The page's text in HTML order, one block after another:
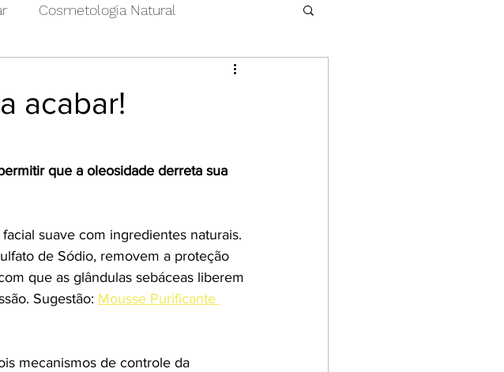
Cosmetologia Natural
acabar!
que a oleosidade derreta sua
suave com ingredientes naturais.
de Sódio, removem a proteção
que as glândulas sebáceas liberem
Sugestão: Mousse Purificante
mecanismos de controle da